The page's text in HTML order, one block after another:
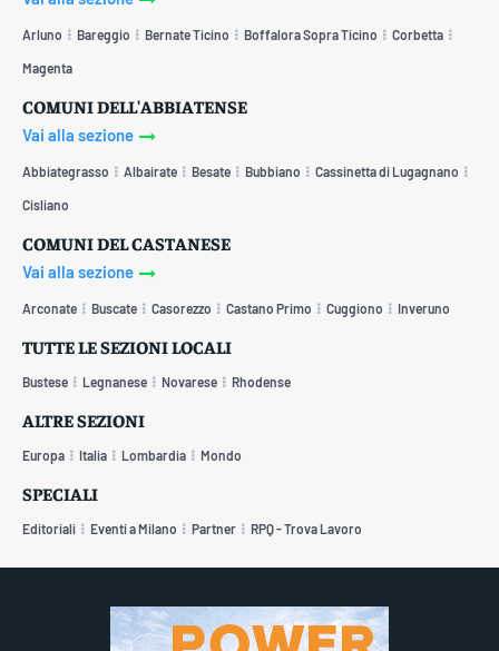
Arluno Bareggio Bernate Ticino Boffalora Sopra Ticino Corbetta
Magenta
COMUNI DELL'ABBIATENSE
Vai alla sezione
Abbiategrasso Albairate Besate Bubbiano Cassinetta di Lugagnano
Cisliano
COMUNI DEL CASTANESE
Vai alla sezione
Arconate Buscate Casorezzo Castano Primo Cuggiono Inveruno
TUTTE LE SEZIONI LOCALI
Bustese Legnanese Novarese Rhodense
ALTRE SEZIONI
Europa Italia Lombardia Mondo
SPECIALI
Editoriali Eventi a Milano Partner RPQ - Trova Lavoro